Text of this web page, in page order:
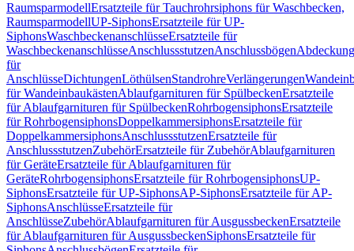
RaumsparmodellErsatzteile für Tauchrohrsiphons für Waschbecken,
RaumsparmodellUP-SiphonsErsatzteile für UP-
SiphonsWaschbeckenanschlüsseErsatzteile für
WaschbeckenanschlüsseAnschlussstutzenAnschlussbögen
für
AnschlüsseDichtungenLöthülsenStandrohreVerlängerungen
für WandeinbaukästenAblaufgarnituren für SpülbeckenErsatzteile
für Ablaufgarnituren für SpülbeckenRohrbogensiphonsErsatzteile
für RohrbogensiphonsDoppelkammersiphonsErsatzteile für
DoppelkammersiphonsAnschlussstutzenErsatzteile für
AnschlussstutzenZubehörErsatzteile für ZubehörAblaufgarnituren
für GeräteErsatzteile für Ablaufgarnituren für
GeräteRohrbogensiphonsErsatzteile für RohrbogensiphonsUP-
SiphonsErsatzteile für UP-SiphonsAP-SiphonsErsatzteile für AP-
SiphonsAnschlüsseErsatzteile für
AnschlüsseZubehörAblaufgarnituren für AusgussbeckenErsatzteile
für Ablaufgarnituren für AusgussbeckenSiphonsErsatzteile für